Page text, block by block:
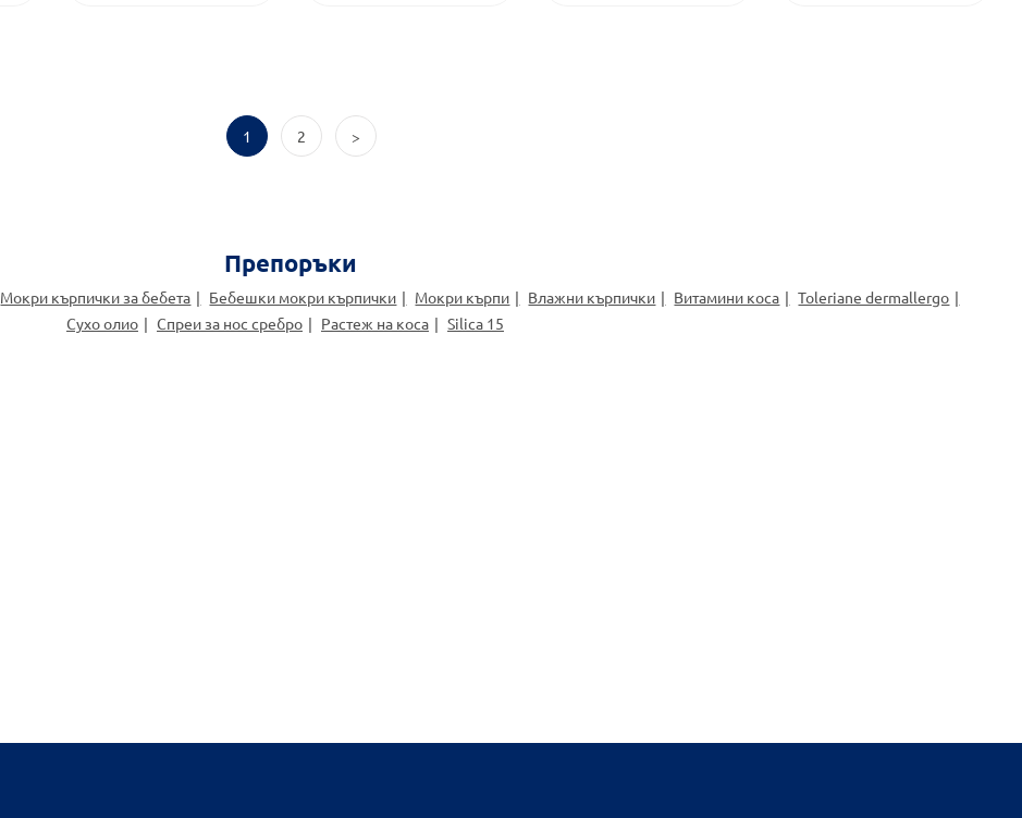
1 2 >
Препоръки
Мокри кърпички за бебета Бебешки мокри кърпички Мокри кърпи Влажни кърпички Витамини коса
Toleriane dermallergo
Сухо олио
Спреи за нос сребро Растеж на коса Silica 15